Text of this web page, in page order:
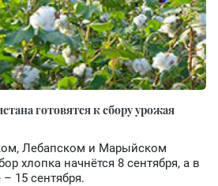
готовятся к сбору урожая
Лебапском и Марыйском
хлопка начнётся 8 сентября, а в
15 сентября.